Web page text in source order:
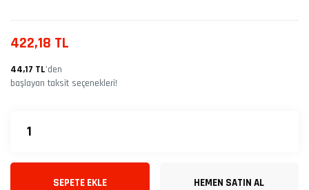
422,18 TL
44,17 TL’den
başlayan taksit seçenekleri!
SEPETE EKLE HEMEN SATIN AL